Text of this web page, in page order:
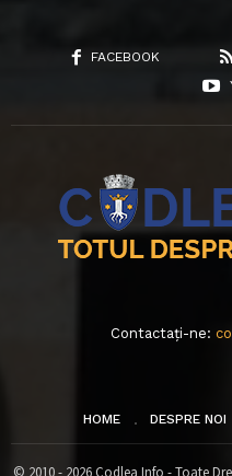
FACEBOOK
Contactați-ne:
HOME DESPRE NOI